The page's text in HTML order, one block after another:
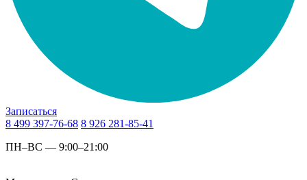
Записаться
8 499 397-76-68 8 926 281-85-41
ПН–ВС — 9:00–21:00